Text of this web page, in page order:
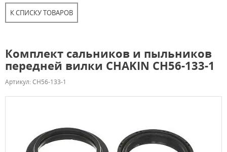
К СПИСКУ ТОВАРОВ
Комплект сальников и пыльников
передней вилки CHAKIN CH56-133-1
Артикул: CH56-133-1